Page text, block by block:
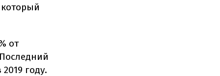
от
году.